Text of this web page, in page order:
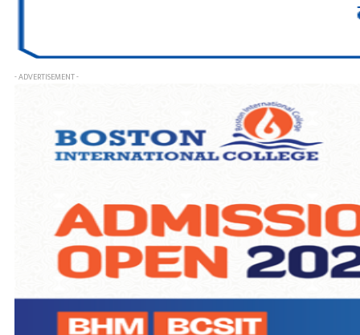
- ADVERTISEMENT -